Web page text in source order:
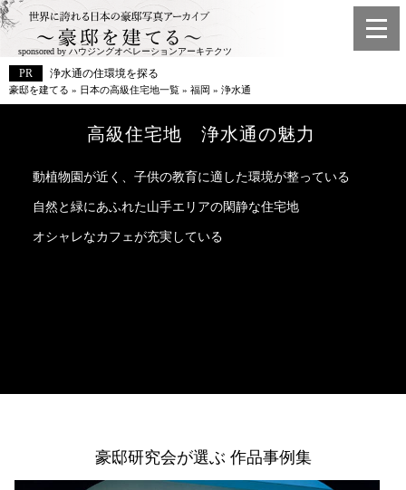
sponsored by ハウジングオペレーションアーキテクツ
浄水通の住環境を探る
豪邸を建てる » 日本の高級住宅地一覧 » 福岡 » 浄水通
高級住宅地 浄水通の魅力
動植物園が近く、子供の教育に適した環境が整っている
自然と緑にあふれた山手エリアの閑静な住宅地
オシャレなカフェが充実している
豪邸研究会が選ぶ 作品事例集